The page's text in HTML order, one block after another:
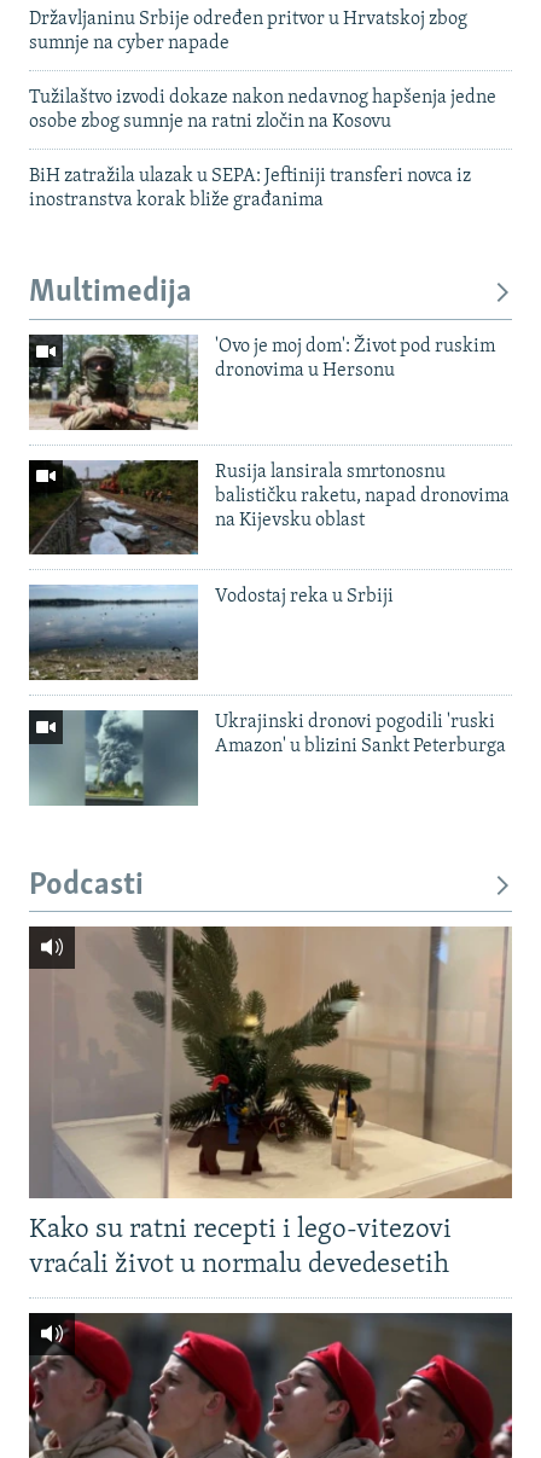
Državljaninu Srbije određen pritvor u Hrvatskoj zbog
sumnje na cyber napade
Tužilaštvo izvodi dokaze nakon nedavnog hapšenja jedne
osobe zbog sumnje na ratni zločin na Kosovu
BiH zatražila ulazak u SEPA: Jeftiniji transferi novca iz
inostranstva korak bliže građanima
Multimedija
'Ovo je moj dom': Život pod ruskim
dronovima u Hersonu
Rusija lansirala smrtonosnu
balističku raketu, napad dronovima
na Kijevsku oblast
Vodostaj reka u Srbiji
Ukrajinski dronovi pogodili 'ruski
Amazon' u blizini Sankt Peterburga
Podcasti
Kako su ratni recepti i lego-vitezovi
vraćali život u normalu devedesetih